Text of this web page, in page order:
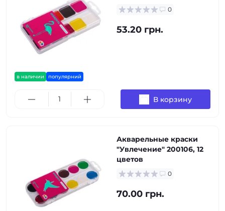
в наличии популярний
0
53.20 грн.
В корзину
Акварельные краски
"Увлечение" 200106, 12
цветов
0
70.00 грн.